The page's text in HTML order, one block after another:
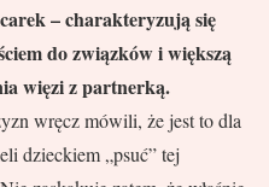
– charakteryzują się
do związków i większą
więzi z partnerką.
wręcz mówili, że jest to dla
dzieckiem „psuć” tej